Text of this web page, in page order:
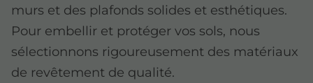
murs et des plafonds solides et esthétiques.
Pour embellir et protéger vos sols, nous
sélectionnons rigoureusement des matériaux
de revêtement de qualité.